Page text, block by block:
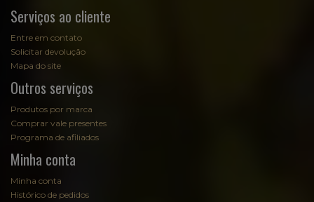
Serviços ao cliente
Entre em contato
Solicitar devolução
Mapa do site
Outros serviços
Produtos por marca
Comprar vale presentes
Programa de afiliados
Minha conta
Minha conta
Histórico de pedidos